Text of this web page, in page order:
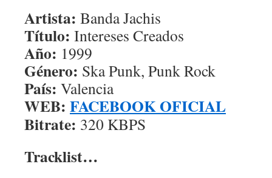
Artista: Banda Jachis
Título: Intereses Creados
Año: 1999
Género: Ska Punk, Punk Rock
País: Valencia
WEB: FACEBOOK OFICIAL
Bitrate: 320 KBPS
Tracklist…